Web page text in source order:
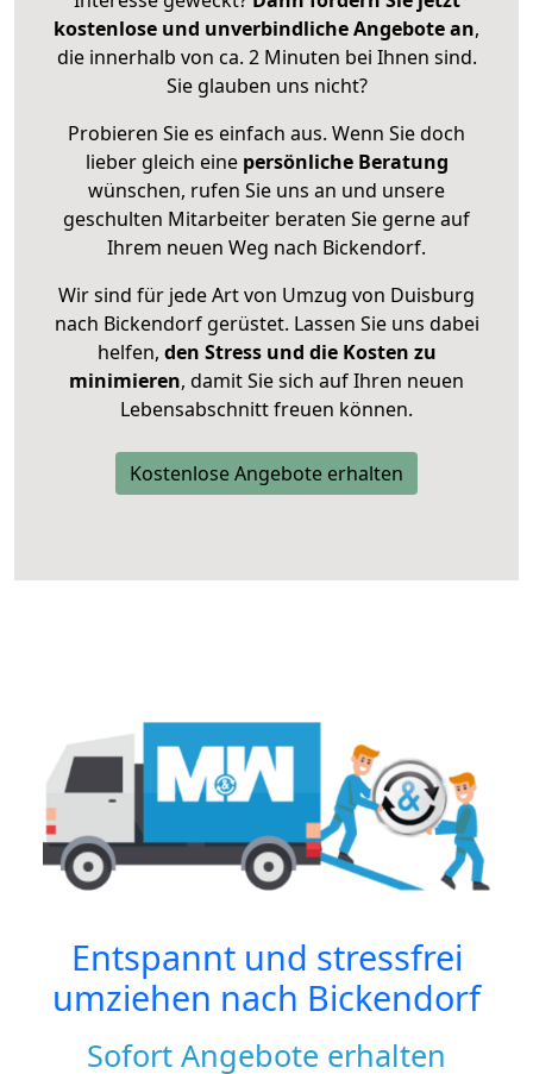
kostenlose und unverbindliche Angebote an,
die innerhalb von ca. 2 Minuten bei Ihnen sind.
Sie glauben uns nicht?
Probieren Sie es einfach aus. Wenn Sie doch
lieber gleich eine persönliche Beratung
wünschen, rufen Sie uns an und unsere
geschulten Mitarbeiter beraten Sie gerne auf
Ihrem neuen Weg nach Bickendorf.
Wir sind für jede Art von Umzug von Duisburg
nach Bickendorf gerüstet. Lassen Sie uns dabei
helfen, den Stress und die Kosten zu
minimieren, damit Sie sich auf Ihren neuen
Lebensabschnitt freuen können.
Kostenlose Angebote erhalten
Entspannt und stressfrei
umziehen nach Bickendorf
Sofort Angebote erhalten